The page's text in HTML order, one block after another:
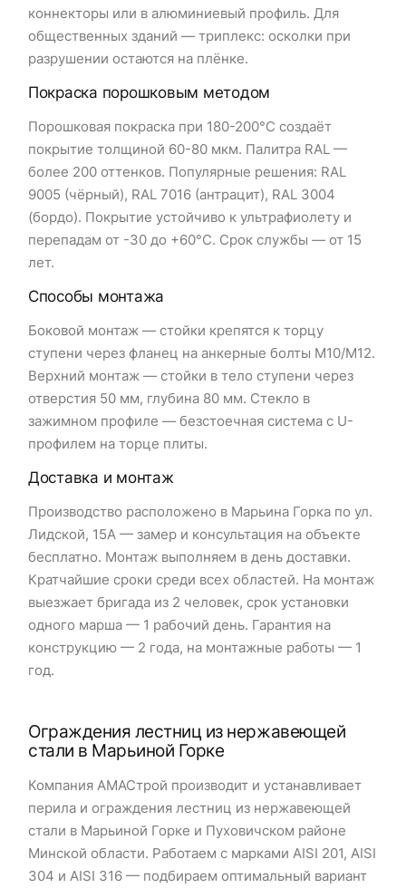
коннекторы или в алюминиевый профиль. Для
общественных зданий — триплекс: осколки при
разрушении остаются на плёнке.
Покраска порошковым методом
Порошковая покраска при 180-200°C создаёт
покрытие толщиной 60-80 мкм. Палитра RAL —
более 200 оттенков. Популярные решения: RAL
9005 (чёрный), RAL 7016 (антрацит), RAL 3004
(бордо). Покрытие устойчиво к ультрафиолету и
перепадам от -30 до +60°C. Срок службы — от 15
лет.
Способы монтажа
Боковой монтаж — стойки крепятся к торцу
ступени через фланец на анкерные болты М10/М12.
Верхний монтаж — стойки в тело ступени через
отверстия 50 мм, глубина 80 мм. Стекло в
зажимном профиле — безстоечная система с U-
профилем на торце плиты.
Доставка и монтаж
Производство расположено в Марьина Горка по ул.
Лидской, 15А — замер и консультация на объекте
бесплатно. Монтаж выполняем в день доставки.
Кратчайшие сроки среди всех областей. На монтаж
выезжает бригада из 2 человек, срок установки
одного марша — 1 рабочий день. Гарантия на
конструкцию — 2 года, на монтажные работы — 1
год.
Ограждения лестниц из нержавеющей
стали в Марьиной Горке
Компания АМАСтрой производит и устанавливает
перила и ограждения лестниц из нержавеющей
стали в Марьиной Горке и Пуховичском районе
Минской области. Работаем с марками AISI 201, AISI
304 и AISI 316 — подбираем оптимальный вариант